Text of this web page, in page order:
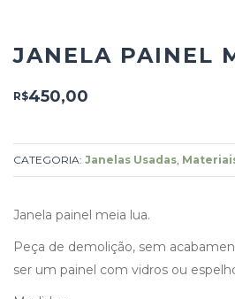
JANELA PAINEL
R$450,00
CATEGORIA: Janelas Usadas
Janela painel meia lua.
Peça de demolição, sem
ser um painel com vidros ou